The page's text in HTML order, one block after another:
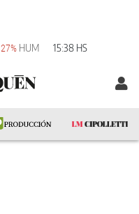
27% HUM 15:38 HS